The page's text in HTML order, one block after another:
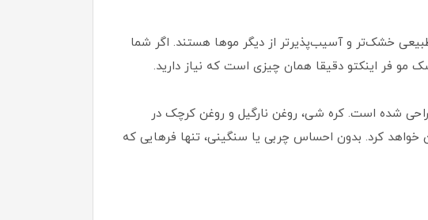
خشک‌تر و آسیب‌پذیر‌تر از دیگر موها هستند. اگر شما
فر اینکتو دقیقا همان چیزی است که نیاز دارید.
و مواج طراحی شده است. کره شی، روغن نارگیل و روغن کرچک در
کرد. بدون احساس چربی یا سنگینی، تنها فرهایی که